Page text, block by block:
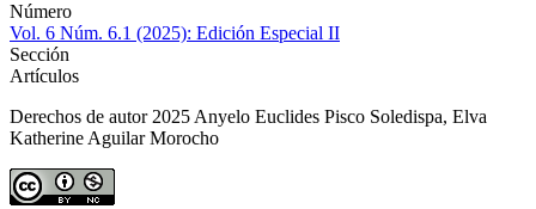
Número
Vol. 6 Núm. 6.1 (2025): Edición Especial II
Sección
Artículos
Derechos de autor 2025 Anyelo Euclides Pisco Soledispa, Elva
Katherine Aguilar Morocho